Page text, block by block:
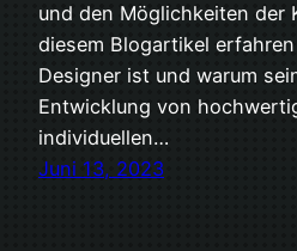
und den Möglichkeiten der
diesem Blogartikel
Designer ist und warum
Entwicklung von
individuellen…
Juni 13, 2023